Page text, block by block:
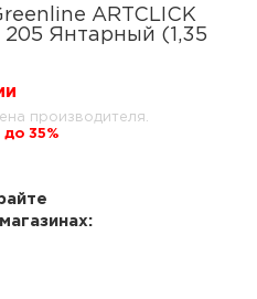
ARTCLICK
205 Янтарный (1,35
производителя.
до 35%